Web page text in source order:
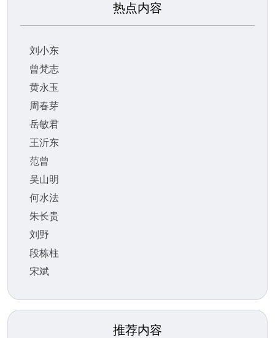
热点内容
刘小东
曾梵志
黄永玉
周春芽
岳敏君
王沂东
范曾
吴山明
何水法
朱长贵
刘野
段栋柱
宋斌
推荐内容